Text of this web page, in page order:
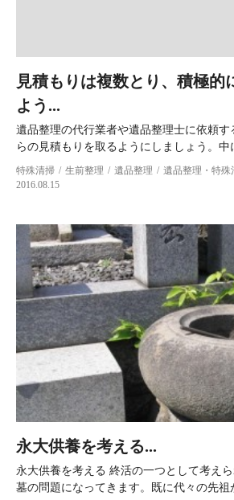
見積もりは複数とり、積極的
よう...
遺品整理の代行業者や遺品整理士に依頼
らの見積もりを取るようにしましょう。中
特殊清掃 生前整理 遺品整理
遺品整理・特殊
2016.08.15
永大供養を考える...
永大供養を考える 終活の一つとして考え
墓の問題になってきます。既に代々の先祖